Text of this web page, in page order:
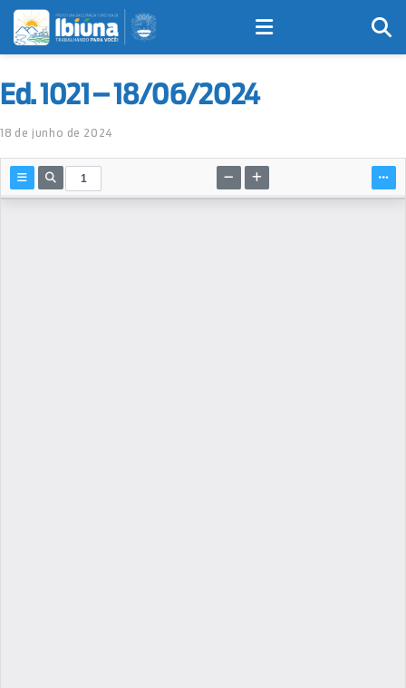
Ed. 1021 – 18/06/2024
18 de junho de 2024